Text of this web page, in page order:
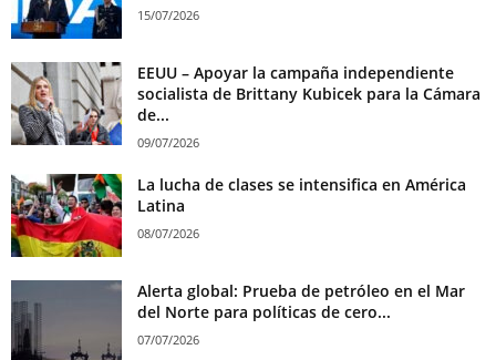
15/07/2026
EEUU – Apoyar la campaña independiente
socialista de Brittany Kubicek para la Cámara
de...
09/07/2026
La lucha de clases se intensifica en América
Latina
08/07/2026
Alerta global: Prueba de petróleo en el Mar
del Norte para políticas de cero...
07/07/2026